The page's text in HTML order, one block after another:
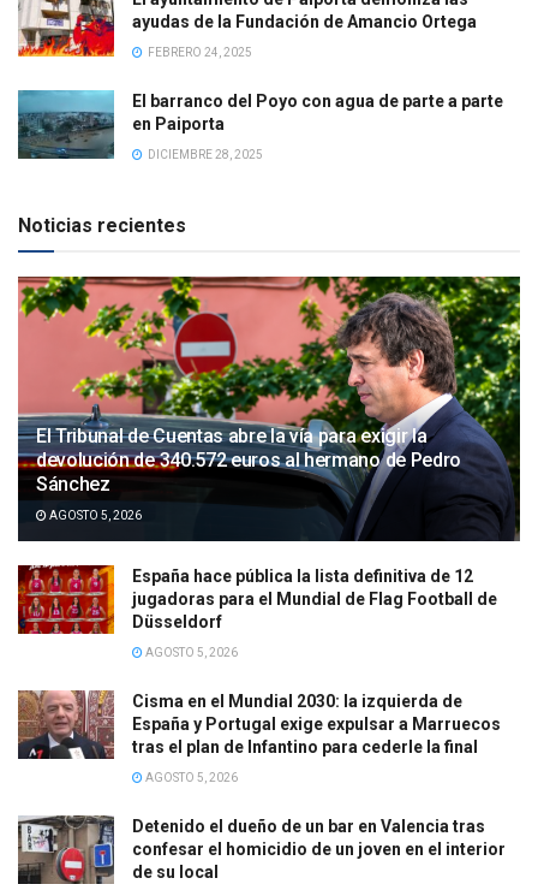
ayudas de la Fundación de Amancio Ortega
FEBRERO 24, 2025
El barranco del Poyo con agua de parte a parte
en Paiporta
DICIEMBRE 28, 2025
Noticias recientes
El Tribunal de Cuentas abre la vía para exigir la
devolución de 340.572 euros al hermano de Pedro
Sánchez
AGOSTO 5, 2026
España hace pública la lista definitiva de 12
jugadoras para el Mundial de Flag Football de
Düsseldorf
AGOSTO 5, 2026
Cisma en el Mundial 2030: la izquierda de
España y Portugal exige expulsar a Marruecos
tras el plan de Infantino para cederle la final
AGOSTO 5, 2026
Detenido el dueño de un bar en Valencia tras
confesar el homicidio de un joven en el interior
de su local